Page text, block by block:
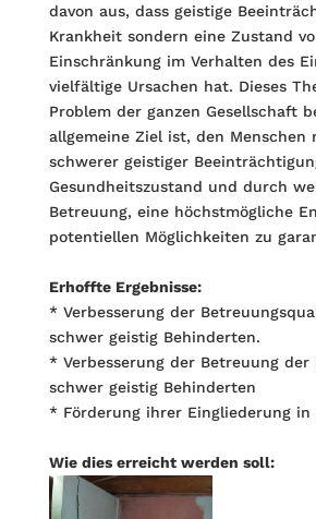
davon aus, dass geistige
Krankheit sondern eine Zustand
Einschränkung im Verhalten des
vielfältige Ursachen hat. Dieses
Problem der ganzen Gesellschaft
allgemeine Ziel ist, den Menschen
schwerer geistiger
Gesundheitszustand und durch
Betreuung, eine höchstmögliche
potentiellen Möglichkeiten zu
Erhoffte Ergebnisse:
* Verbesserung der
schwer geistig Behinderten.
* Verbesserung der Betreuung der
schwer geistig Behinderten
* Förderung ihrer Eingliederung in
Wie dies erreicht werden soll: